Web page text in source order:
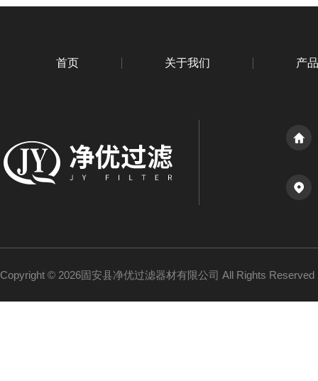
首页 关于我们 产
Copyright © 2026固安县净优过滤器材有限公司 All Rights